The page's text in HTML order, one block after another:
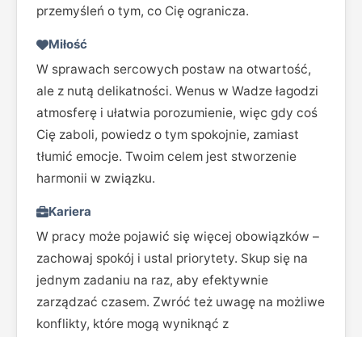
przemyśleń o tym, co Cię ogranicza.
Miłość
W sprawach sercowych postaw na otwartość,
ale z nutą delikatności. Wenus w Wadze łagodzi
atmosferę i ułatwia porozumienie, więc gdy coś
Cię zaboli, powiedz o tym spokojnie, zamiast
tłumić emocje. Twoim celem jest stworzenie
harmonii w związku.
Kariera
W pracy może pojawić się więcej obowiązków –
zachowaj spokój i ustal priorytety. Skup się na
jednym zadaniu na raz, aby efektywnie
zarządzać czasem. Zwróć też uwagę na możliwe
konflikty, które mogą wyniknąć z